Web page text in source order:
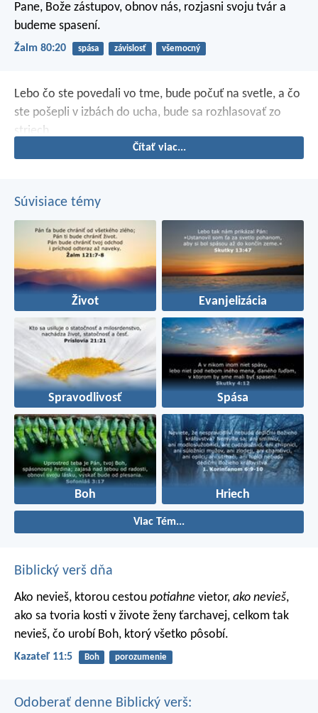
Pane, Bože zástupov, obnov nás, rozjasni svoju tvár a
budeme spasení.
Žalm 80:20 spása závislosť všemocný
Lebo čo ste povedali vo tme, bude počuť na svetle, a čo
ste pošepli v izbách do ucha, bude sa rozhlasovať zo
striech.
Čítať viac...
Súvisiace témy
Život Evanjelizácia
Spravodlivosť Spása
Boh Hriech
Viac Tém...
Biblický verš dňa
Ako nevieš, ktorou cestou potiahne vietor, ako nevieš,
ako sa tvoria kosti v živote ženy ťarchavej, celkom tak
nevieš, čo urobí Boh, ktorý všetko pôsobí.
Kazateľ 11:5 Boh porozumenie
Odoberať denne Biblický verš: